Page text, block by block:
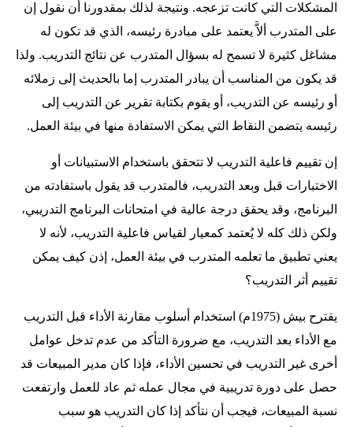
المشكلات التي كانت تزعجه. ونتيجة لذلك بمقدورنا أن نقول إن
على المتدرب ألاَّ يعتمد على مبادرة رئيسه، الذي قد تكون له
مشاغل كثيرة لا تسمح له بسؤال المتدرب عن نتائج التدريب. ولذا
قد يكون من المناسب أن يبادر المتدرب إما بالحديث إلى زملائه
أو رئيسه عن التدريب، أو يقوم بكتابة تقرير عن التدريب إلى
رئيسه يتضمن النقاط التي يمكن الاستفادة منها في بيئة العمل.
إن تقييم فاعلية التدريب لا تتحقق باستخدام الاستبيانات أو
الاختبارات قبل وبعد التدريب، فالمتدرب قد يقول باستفادته من
البرنامج، وقد يحقق درجة عالية في امتحانات البرنامج التدريبي،
ولكن ذلك كله لا يُعتمد كمعيار لقياس فاعلية التدريب، لأنه لا
يعني تطبيق ما تعلمه المتدرب في بيئة العمل، إذن كيف يمكن
تقييم أثر التدريب؟
يقترح بيش (1975م) استخدام أسلوب مقارنة الأداء قبل التدريب
مع الأداء بعد التدريب، مع ضرورة التأكد من عدم تدخل عوامل
أخرى غير التدريب في تحسين الأداء، فإذا كان مدير المبيعات قد
حصل على دورة تدريبية في مجال عمله ثم عاد للعمل وارتفعت
نسبة المبيعات، فيجب أن نتأكد إذا كان التدريب هو سبب